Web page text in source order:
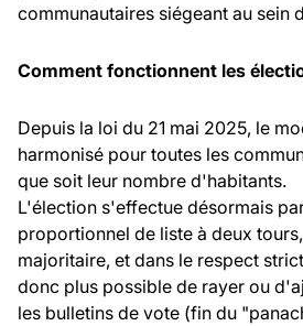
communautaires siégeant au sein
Comment fonctionnent les
Depuis la loi du 21 mai 2025, le
harmonisé pour toutes les
que soit leur nombre d'habitants.
L'élection s'effectue désormais
proportionnel de liste à deux
majoritaire, et dans le respect
donc plus possible de rayer ou
les bulletins de vote (fin du